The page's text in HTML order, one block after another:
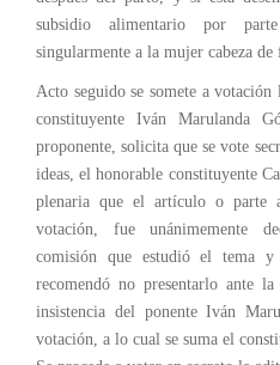
subsidio alimentario por
singularmente a la mujer cabeza
Acto seguido se somete a
constituyente Iván Marulanda
proponente, solicita que se vote
ideas, el honorable constituyente
plenaria que el artículo o parte
votación, fue unánimemente
comisión que estudió el tema
recomendó no presentarlo ante
insistencia del ponente Iván
votación, a lo cual se suma el